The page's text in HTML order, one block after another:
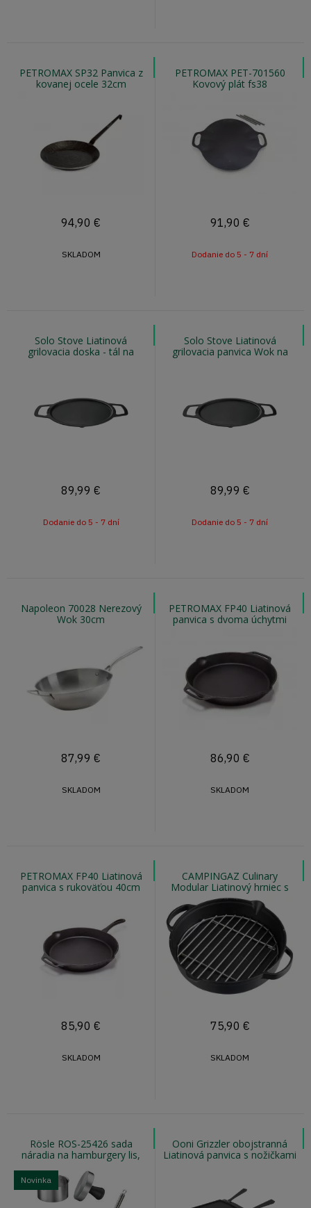
PETROMAX SP32 Panvica z
kovanej ocele 32cm
94,90 €
SKLADOM
PETROMAX PET-701560
Kovový plát fs38
91,90 €
Dodanie do 5 - 7 dní
Solo Stove Liatinová
grilovacia doska - tál na
89,99 €
Dodanie do 5 - 7 dní
Solo Stove Liatinová
grilovacia panvica Wok na
ohnisko RANGER
89,99 €
Dodanie do 5 - 7 dní
Napoleon 70028 Nerezový
Wok 30cm
87,99 €
SKLADOM
PETROMAX FP40 Liatinová
panvica s dvoma úchytmi
86,90 €
SKLADOM
PETROMAX FP40 Liatinová
panvica s rukoväťou 40cm
85,90 €
SKLADOM
CAMPINGAZ Culinary
Modular Liatinový hrniec s
roštom
75,90 €
SKLADOM
Rösle ROS-25426 sada
náradia na hamburgery lis,
pučítko a obracačka
Novinka
Ooni Grizzler obojstranná
Liatinová panvica s nožičkami